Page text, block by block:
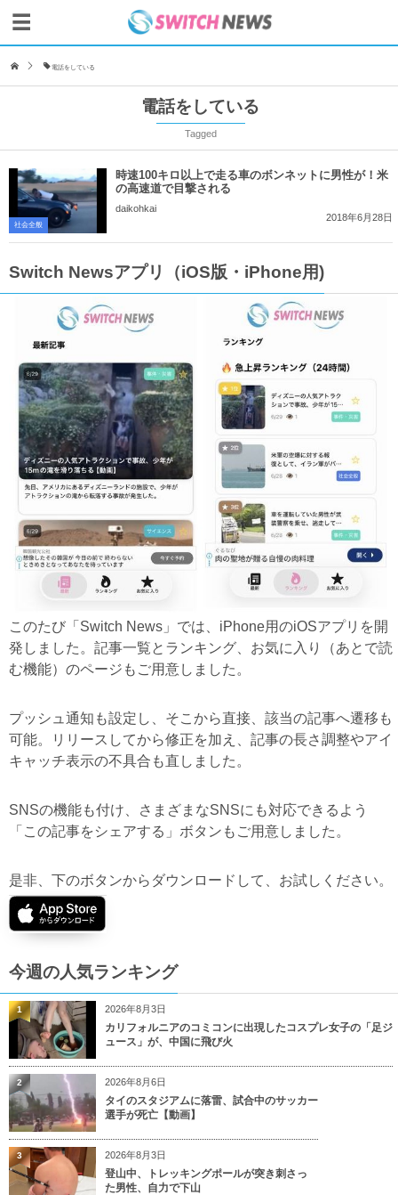
電話をしている
電話をしている
Tagged
社会全般
時速100キロ以上で走る車のボンネットに男性が！米
の高速道で目撃される
daikohkai
2018年6月28日
Switch Newsアプリ（iOS版・iPhone用)
このたび「Switch News」では、iPhone用のiOSアプリを開
発しました。記事一覧とランキング、お気に入り（あとで読
む機能）のページもご用意しました。
プッシュ通知も設定し、そこから直接、該当の記事へ遷移も
可能。リリースしてから修正を加え、記事の長さ調整やアイ
キャッチ表示の不具合も直しました。
SNSの機能も付け、さまざまなSNSにも対応できるよう
「この記事をシェアする」ボタンもご用意しました。
是非、下のボタンからダウンロードして、お試しください。
今週の人気ランキング
2026年8月3日
カリフォルニアのコミコンに出現したコスプレ女子の「足ジ
ュース」が、中国に飛び火
1
2026年8月6日
タイのスタジアムに落雷、試合中のサッカー
選手が死亡【動画】
2
2026年8月3日
登山中、トレッキングポールが突き刺さっ
た男性、自力で下山
3